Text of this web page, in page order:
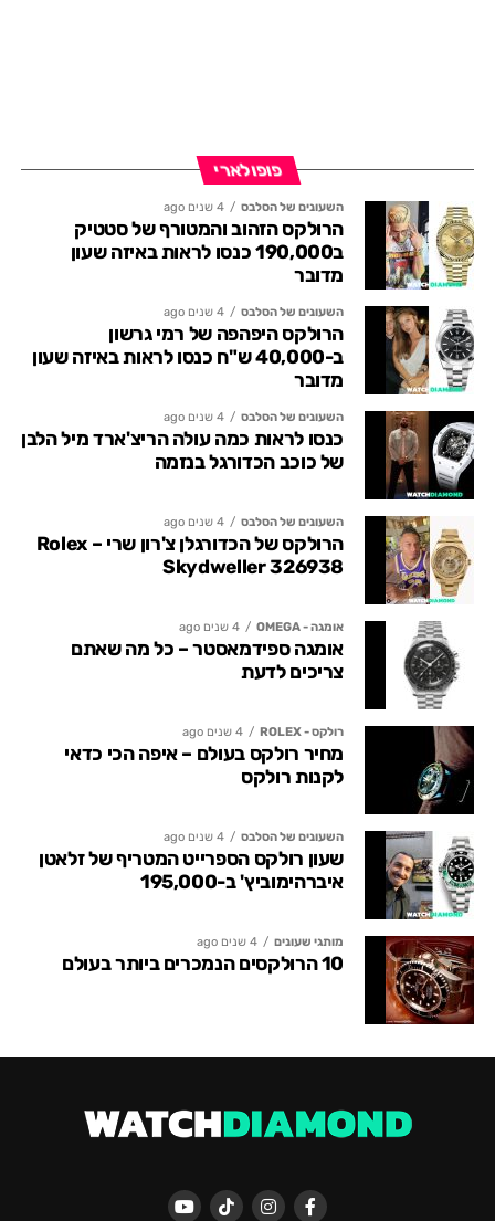
פופולארי
השעונים של הסלבס 4 שנים ago
הרולקס הזהוב והמטורף של סטטיק
ב190,000 כנסו לראות באיזה שעון
מדובר
השעונים של הסלבס 4 שנים ago
הרולקס היפהפה של רמי גרשון
ב-40,000 ש"ח כנסו לראות באיזה שעון
מדובר
השעונים של הסלבס 4 שנים ago
כנסו לראות כמה עולה הריצ'ארד מיל הלבן
של כוכב הכדורגל בנזמה
השעונים של הסלבס 4 שנים ago
הרולקס של הכדורגלן צ'רון שרי – Rolex
Skydweller 326938
אומגה - OMEGA 4 שנים ago
אומגה ספידמאסטר – כל מה שאתם
צריכים לדעת
רולקס - ROLEX 4 שנים ago
מחיר רולקס בעולם – איפה הכי כדאי
לקנות רולקס
השעונים של הסלבס 4 שנים ago
שעון רולקס הספרייט המטריף של זלאטן
איברהימוביץ' ב-195,000
מותגי שעונים 4 שנים ago
10 הרולקסים הנמכרים ביותר בעולם